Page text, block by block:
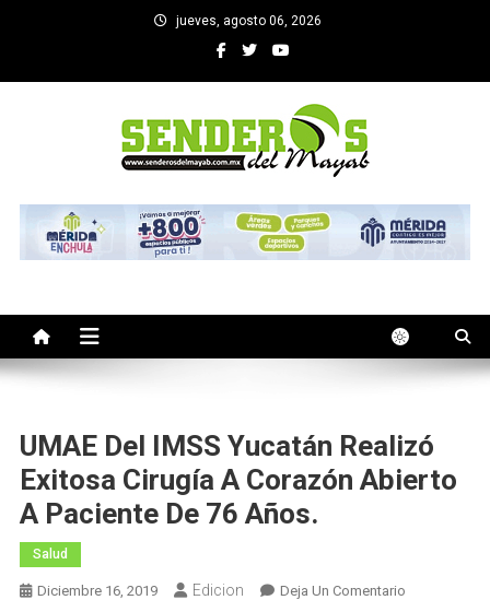
jueves, agosto 06, 2026
SENDEROS DEL MAYAB
UMAE Del IMSS Yucatán Realizó
Exitosa Cirugía A Corazón Abierto
A Paciente De 76 Años.
Salud
Diciembre 16, 2019 Edicion Deja Un ComentarioEn